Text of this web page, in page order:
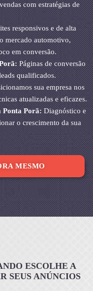
com estratégias de
responsivos e de alta
mercado automotivo,
em conversão.
Páginas de conversão
qualificados.
sua empresa nos
atualizadas e eficazes.
Ponta Porã:Diagnóstico e
o crescimento da sua
MESMO
ESCOLHE A
SEUS ANÚNCIOS